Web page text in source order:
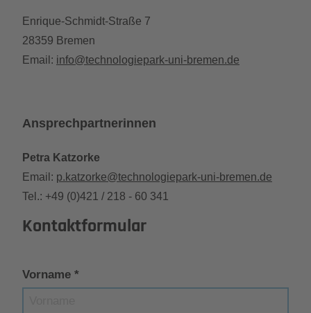
Enrique-Schmidt-Straße 7
28359 Bremen
Email: info@technologiepark-uni-bremen.de
Ansprechpartnerinnen
Petra Katzorke
Email: p.katzorke@technologiepark-uni-bremen.de
Tel.: +49 (0)421 / 218 - 60 341
Kontaktformular
Vorname *